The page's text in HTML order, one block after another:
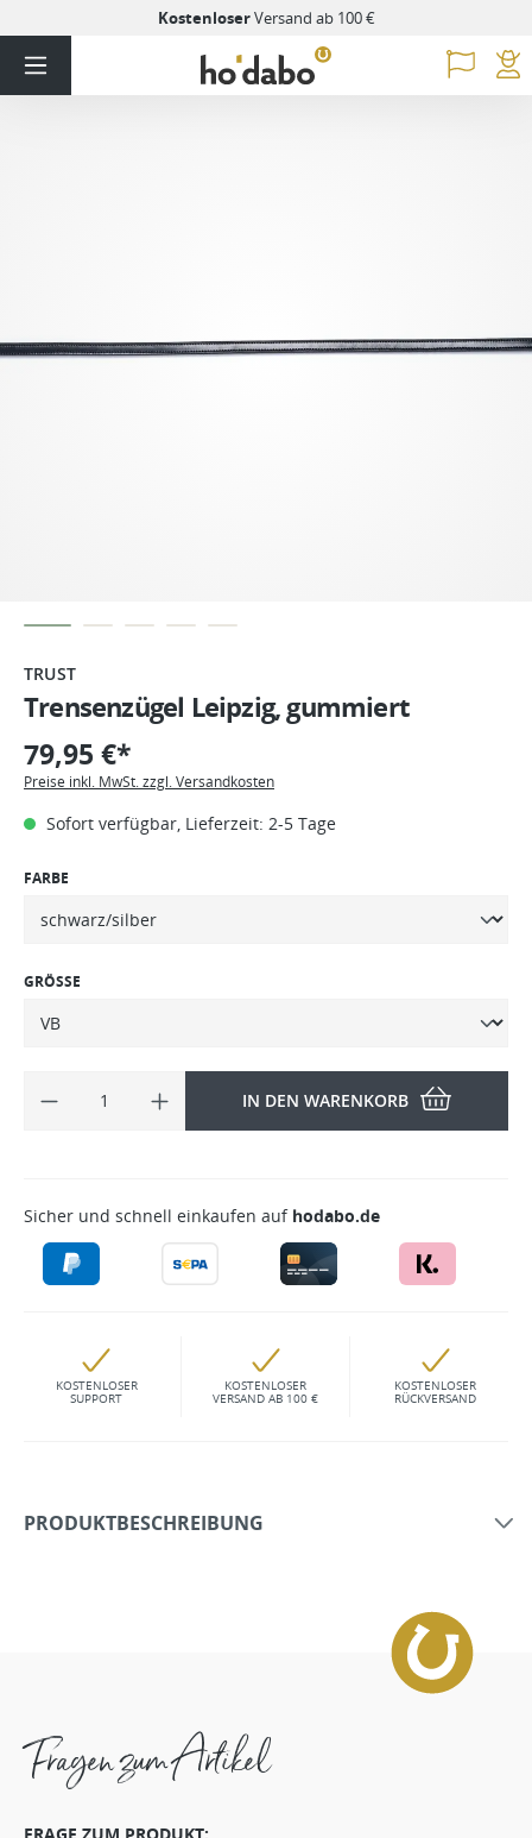
KostenloserVersand ab 100 €
TRUST
Trensenzügel Leipzig, gummiert
79,95 €*
Preise inkl. MwSt. zzgl. Versandkosten
Sofort verfügbar, Lieferzeit: 2-5 Tage
FARBE
GRÖSSE
IN DEN WARENKORB
Sicher und schnell einkaufen auf hodabo.de
KOSTENLOSER
SUPPORT
KOSTENLOSER
VERSAND AB 100 €
KOSTENLOSER
RÜCKVERSAND
PRODUKTBESCHREIBUNG
Fragen zum Artikel
FRAGE ZUM PRODUKT: